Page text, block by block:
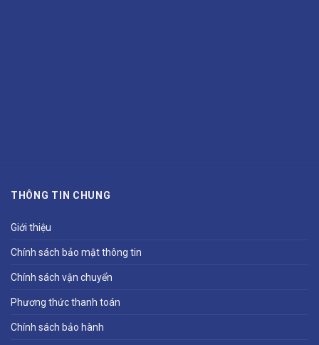
THÔNG TIN CHUNG
Giới thiệu
Chính sách bảo mật thông tin
Chính sách vận chuyển
Phương thức thanh toán
Chính sách bảo hành